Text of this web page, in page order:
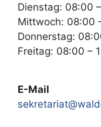
Dienstag: 08:00
Mittwoch: 08:00
Donnerstag:
Freitag: 08:00 –
E-Mail